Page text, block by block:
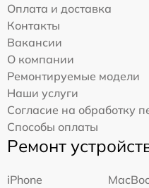
Оплата и доставка
Контакты
Вакансии
О компании
Ремонтируемые модели
Наши услуги
Согласие на обработку
Способы оплаты
Ремонт
iPhone